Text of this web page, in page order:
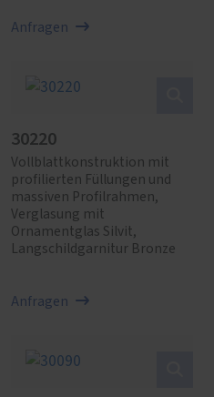
Anfragen
30220
Vollblattkonstruktion mit
profilierten Füllungen und
massiven Profilrahmen,
Verglasung mit
Ornamentglas Silvit,
Langschildgarnitur Bronze
Anfragen